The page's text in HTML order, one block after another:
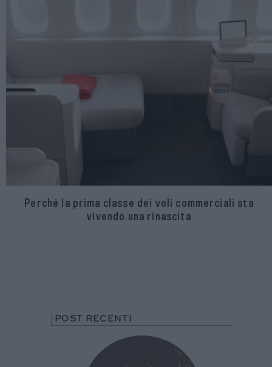
Perché la prima classe dei voli commerciali sta